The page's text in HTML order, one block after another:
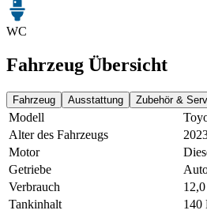
WC
Fahrzeug Übersicht
Fahrzeug Ausstattung Zubehör &
Modell
Alter des Fahrzeugs
Motor
Getriebe
Verbrauch
Tankinhalt
140